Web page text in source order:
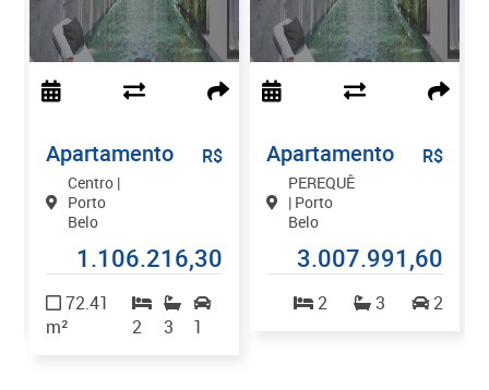
Apartamento
Centro |
Porto
Belo
R$
1.106.216,30
72.41
m²
2 3 1
Apartamento
PEREQUÊ
| Porto
Belo
R$
3.007.991,60
2 3 2